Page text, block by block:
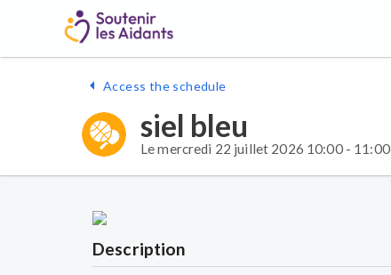
Access the schedule
siel bleu
Le mercredi 22 juillet 2026 10:00 - 11:00
Description